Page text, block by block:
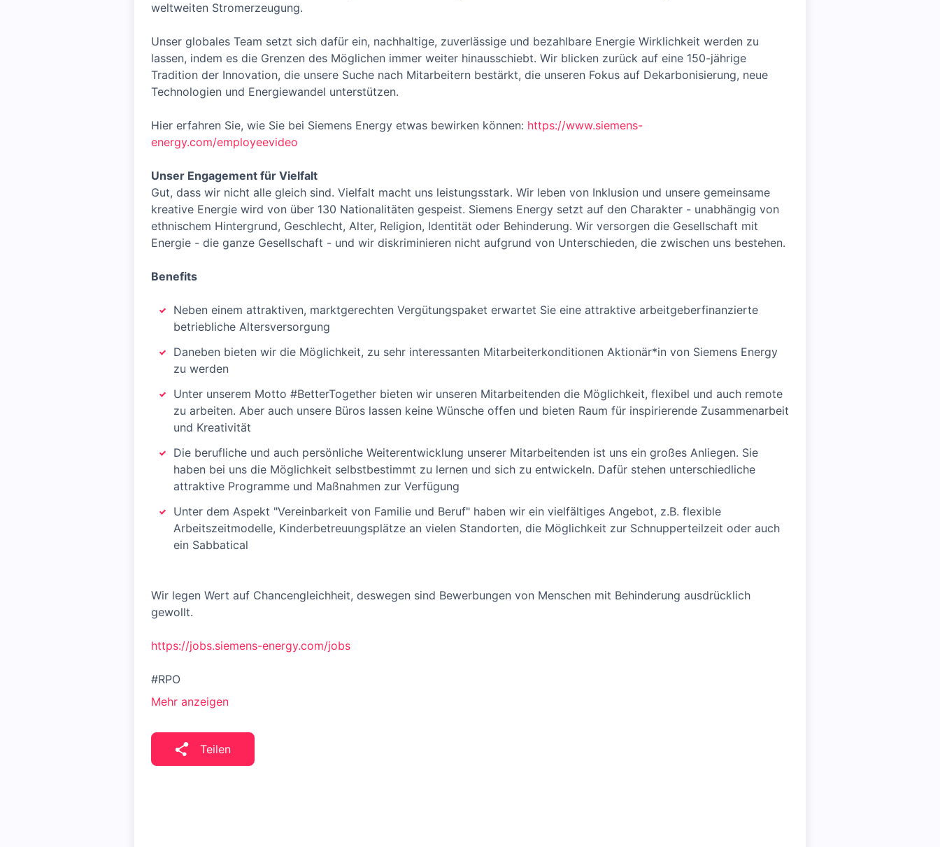
weltweiten Stromerzeugung.
Unser globales Team setzt sich dafür ein, nachhaltige, zuverlässige und bezahlbare Energie Wirklichkeit werden zu
lassen, indem es die Grenzen des Möglichen immer weiter hinausschiebt. Wir blicken zurück auf eine 150-jährige
Tradition der Innovation, die unsere Suche nach Mitarbeitern bestärkt, die unseren Fokus auf Dekarbonisierung, neue
Technologien und Energiewandel unterstützen.
Hier erfahren Sie, wie Sie bei Siemens Energy etwas bewirken können: https://www.siemens-
energy.com/employeevideo
Unser Engagement für Vielfalt
Gut, dass wir nicht alle gleich sind. Vielfalt macht uns leistungsstark. Wir leben von Inklusion und unsere gemeinsame
kreative Energie wird von über 130 Nationalitäten gespeist. Siemens Energy setzt auf den Charakter - unabhängig von
ethnischem Hintergrund, Geschlecht, Alter, Religion, Identität oder Behinderung. Wir versorgen die Gesellschaft mit
Energie - die ganze Gesellschaft - und wir diskriminieren nicht aufgrund von Unterschieden, die zwischen uns bestehen.
Benefits
Neben einem attraktiven, marktgerechten Vergütungspaket erwartet Sie eine attraktive arbeitgeberfinanzierte
betriebliche Altersversorgung
Daneben bieten wir die Möglichkeit, zu sehr interessanten Mitarbeiterkonditionen Aktionär*in von Siemens Energy
zu werden
Unter unserem Motto #BetterTogether bieten wir unseren Mitarbeitenden die Möglichkeit, flexibel und auch remote
zu arbeiten. Aber auch unsere Büros lassen keine Wünsche offen und bieten Raum für inspirierende Zusammenarbeit
und Kreativität
Die berufliche und auch persönliche Weiterentwicklung unserer Mitarbeitenden ist uns ein großes Anliegen. Sie
haben bei uns die Möglichkeit selbstbestimmt zu lernen und sich zu entwickeln. Dafür stehen unterschiedliche
attraktive Programme und Maßnahmen zur Verfügung
Unter dem Aspekt "Vereinbarkeit von Familie und Beruf" haben wir ein vielfältiges Angebot, z.B. flexible
Arbeitszeitmodelle, Kinderbetreuungsplätze an vielen Standorten, die Möglichkeit zur Schnupperteilzeit oder auch
ein Sabbatical
Wir legen Wert auf Chancengleichheit, deswegen sind Bewerbungen von Menschen mit Behinderung ausdrücklich
gewollt.
https://jobs.siemens-energy.com/jobs
#RPO
Mehr anzeigen
Teilen